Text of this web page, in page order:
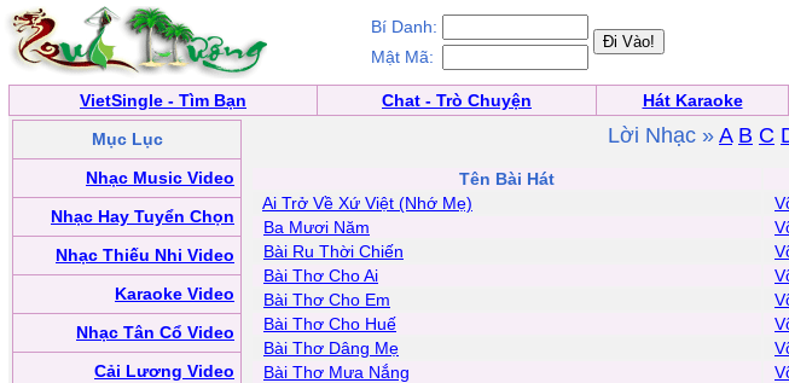
Bí Danh:
Mật Mã:
VietSingle - Tìm Bạn Chat - Trò Chuyện Hát Karaoke
Mục Lục
Nhạc Music Video
Nhạc Hay Tuyển Chọn
Nhạc Thiếu Nhi Video
Karaoke Video
Nhạc Tân Cổ Video
Cải Lương Video
Lời Nhạc » A B C
Tên Bài Hát
Ai Trở Về Xứ Việt (Nhớ Mẹ)
Ba Mươi Năm
Bài Ru Thời Chiến
Bài Thơ Cho Ai
Bài Thơ Cho Em
Bài Thơ Cho Huế
Bài Thơ Dâng Mẹ
Bài Thơ Mưa Nắng